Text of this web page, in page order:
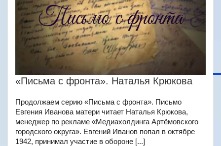
«Письма с фронта». Наталья Крюкова
Продолжаем серию «Письма с фронта». Письмо
Евгения Иванова матери читает Наталья Крюкова,
менеджер по рекламе «Медиахолдинга Артёмовского
городского округа». Евгений Иванов попал в октябре
1942, принимал участие в обороне [...]